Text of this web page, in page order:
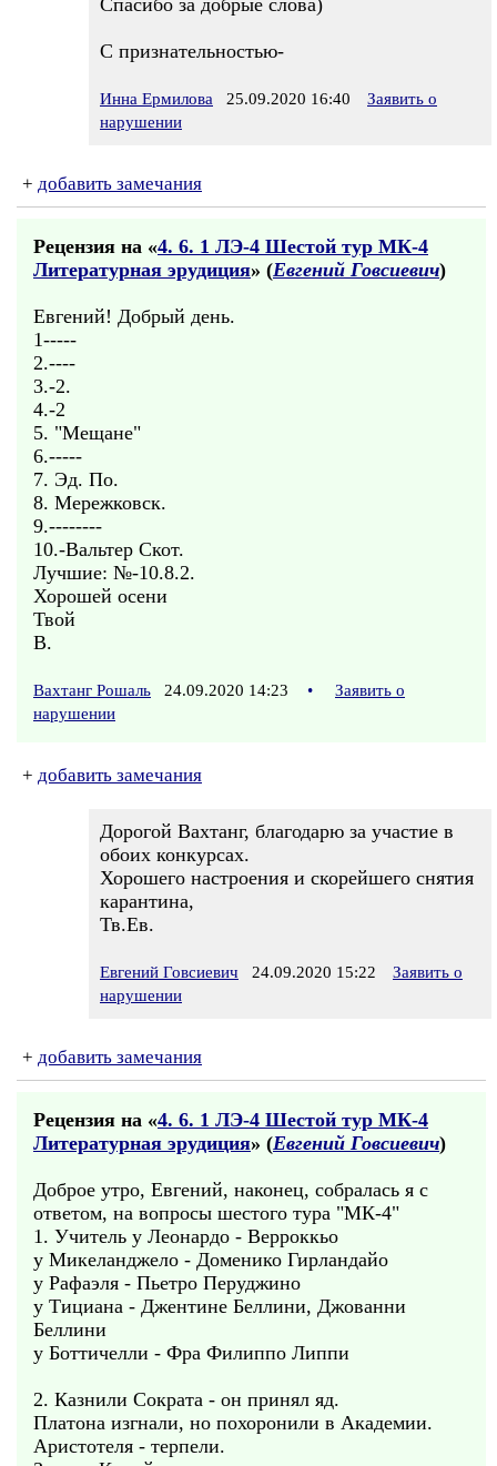
Спасибо за добрые слова)
С признательностью-
Инна Ермилова 25.09.2020 16:40
Заявить о
нарушении
+ добавить замечания
Рецензия на «4. 6. 1 ЛЭ-4 Шестой тур МК-4
Литературная эрудиция» (Евгений Говсиевич)
Евгений! Добрый день.
1-----
2.----
3.-2.
4.-2
5. "Мещане"
6.-----
7. Эд. По.
8. Мережковск.
9.--------
10.-Вальтер Скот.
Лучшие: №-10.8.2.
Хорошей осени
Твой
В.
Вахтанг Рошаль 24.09.2020 14:23 •
Заявить о
нарушении
+ добавить замечания
Дорогой Вахтанг, благодарю за участие в
обоих конкурсах.
Хорошего настроения и скорейшего снятия
карантина,
Тв.Ев.
Евгений Говсиевич 24.09.2020 15:22
Заявить о
нарушении
+ добавить замечания
Рецензия на «4. 6. 1 ЛЭ-4 Шестой тур МК-4
Литературная эрудиция» (Евгений Говсиевич)
Доброе утро, Евгений, наконец, собралась я с
ответом, на вопросы шестого тура "МК-4"
1. Учитель у Леонардо - Верроккьо
у Микеланджело - Доменико Гирландайо
у Рафаэля - Пьетро Перуджино
у Тициана - Джентине Беллини, Джованни
Беллини
у Боттичелли - Фра Филиппо Липпи
2. Казнили Сократа - он принял яд.
Платона изгнали, но похоронили в Академии.
Аристотеля - терпели.